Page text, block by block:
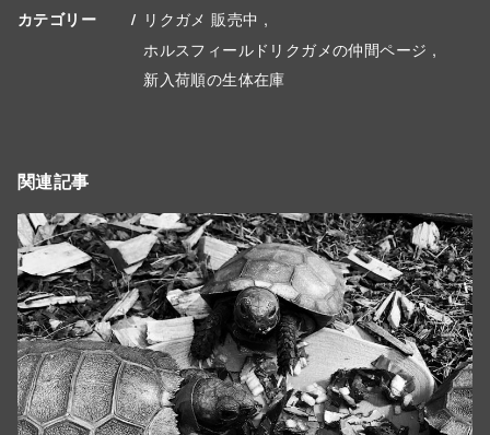
カテゴリー
リクガメ 販売中
ホルスフィールドリクガメの仲間ページ
新入荷順の生体在庫
関連記事